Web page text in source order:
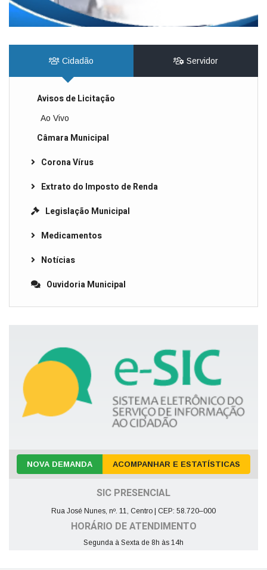
Cidadão Servidor
Avisos de Licitação
Ao Vivo
Câmara Municipal
Corona Vírus
Extrato do Imposto de Renda
Legislação Municipal
Medicamentos
Notícias
Ouvidoria Municipal
NOVA DEMANDA ACOMPANHAR E ESTATÍSTICAS
SIC PRESENCIAL
Rua José Nunes, nº. 11, Centro | CEP: 58.720–000
HORÁRIO DE ATENDIMENTO
Segunda à Sexta de 8h às 14h